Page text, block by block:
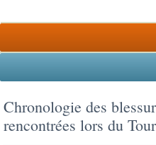
Chronologie des
rencontrées lors du